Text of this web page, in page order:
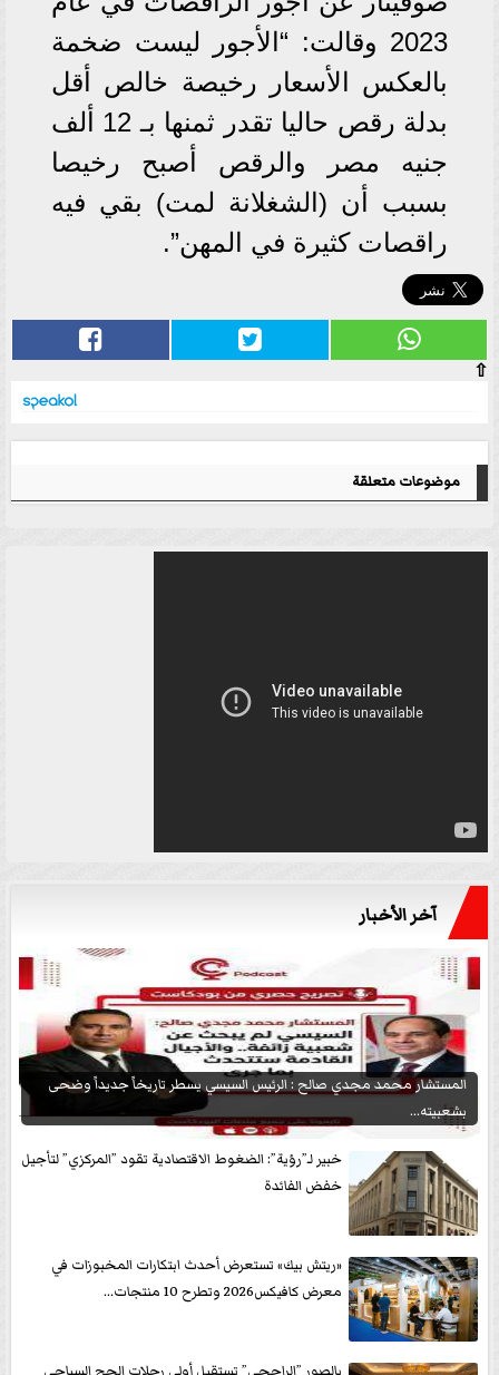
2023 وقالت: “الأجور ليست ضخمة
بالعكس الأسعار رخيصة خالص أقل
بدلة رقص حاليا تقدر ثمنها بـ 12 ألف
جنيه مصر والرقص أصبح رخيصا
بسبب أن (الشغلانة لمت) بقي فيه
راقصات كثيرة في المهن”.
⇧
موضوعات متعلقة
آخر الأخبار
المستشار محمد مجدي صالح : الرئيس السيسي يسطر تاريخاً جديداً وضحى
بشعبيته...
خبير لـ”رؤية”: الضغوط الاقتصادية تقود ”المركزي” لتأجيل
خفض الفائدة
«ريتش بيك» تستعرض أحدث ابتكارات المخبوزات في
معرض كافيكس2026 وتطرح 10 منتجات...